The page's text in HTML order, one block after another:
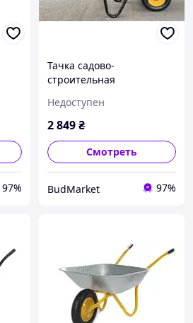
97%
Тачка садово-
строительная
колесо пневмо 4х8'' СИЛА
Недоступен
2 849₴
Смотреть
BudMarket 97%